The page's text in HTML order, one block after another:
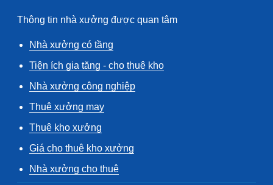
Thông tin nhà xưởng được quan tâm
Nhà xưởng có tầng
Tiện ích gia tăng - cho thuê kho
Nhà xưởng công nghiệp
Thuê xưởng may
Thuê kho xưởng
Giá cho thuê kho xưởng
Nhà xưởng cho thuê